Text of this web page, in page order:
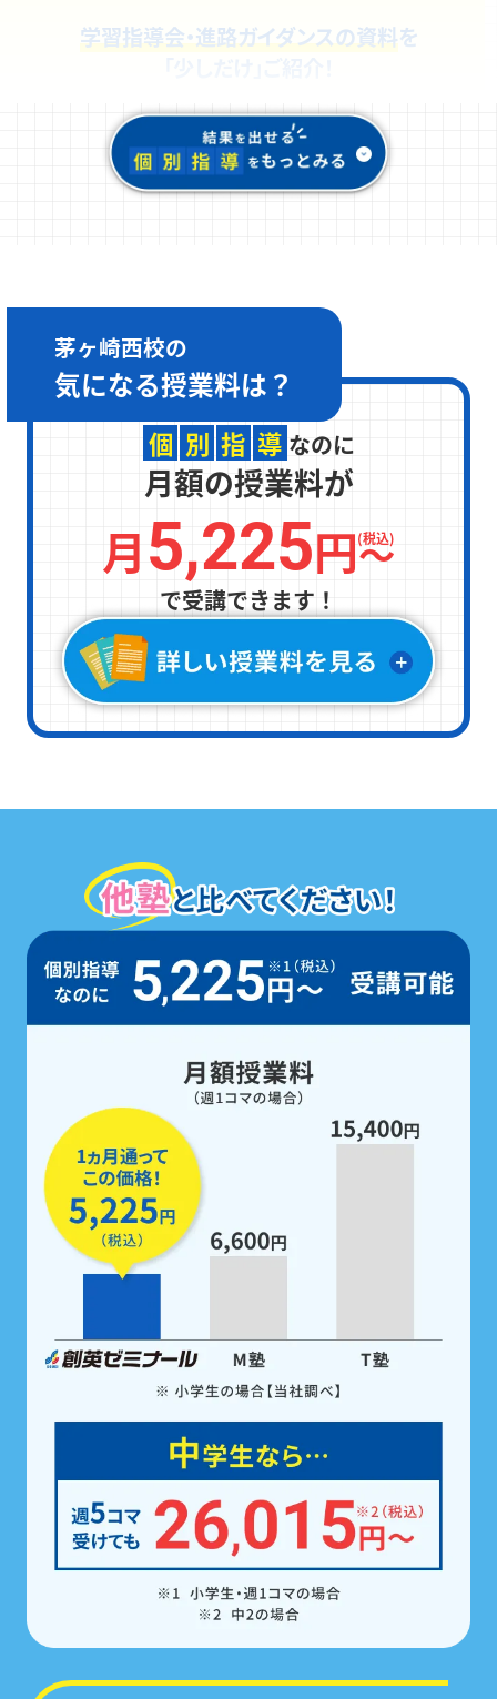
学習指導会・進路ガイダンスの資料を
定期テスト前は、
5教科すべての勉強
無料で支援
家庭学習用教材も配布！
定期テスト前は「無料」で受けられるテスト対策
ゼミで、5科目すべての点数アップを徹底サポー
ト。また、受講科目に関わらず5科目の
勉強にご活用いただけます。
※中学生の場合
茅ヶ崎西校の
気になる授業料は？
個 別 指 導 なのに
月額の授業料が
月5,225円〜
(税込)
で受講できます！